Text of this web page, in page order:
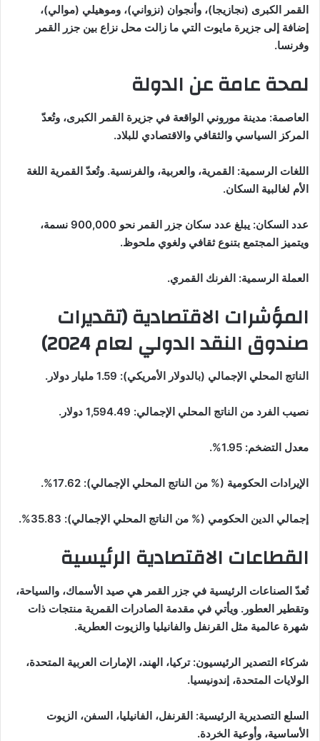
القمر الكبرى (نجازيجا)، وأنجوان (نزواني)، وموهيلي (موالي)،
إضافة إلى جزيرة مايوت التي ما زالت محل نزاع بين جزر القمر
وفرنسا.
لمحة عامة عن الدولة
العاصمة: مدينة موروني الواقعة في جزيرة القمر الكبرى، وتُعدّ
المركز السياسي والثقافي والاقتصادي للبلاد.
اللغات الرسمية: القمرية، والعربية، والفرنسية. وتُعدّ القمرية اللغة
الأم لغالبية السكان.
عدد السكان: يبلغ عدد سكان جزر القمر نحو 900,000 نسمة،
ويتميز المجتمع بتنوع ثقافي ولغوي ملحوظ.
العملة الرسمية: الفرنك القمري.
المؤشرات الاقتصادية (تقديرات
صندوق النقد الدولي لعام 2024)
الناتج المحلي الإجمالي (بالدولار الأمريكي): 1.59 مليار دولار.
نصيب الفرد من الناتج المحلي الإجمالي: 1,594.49 دولار.
معدل التضخم: 1.95%.
الإيرادات الحكومية (% من الناتج المحلي الإجمالي): 17.62%.
إجمالي الدين الحكومي (% من الناتج المحلي الإجمالي): 35.83%.
القطاعات الاقتصادية الرئيسية
تُعدّ الصناعات الرئيسية في جزر القمر هي صيد الأسماك، والسياحة،
وتقطير العطور. ويأتي في مقدمة الصادرات القمرية منتجات ذات
شهرة عالمية مثل القرنفل والفانيليا والزيوت العطرية.
شركاء التصدير الرئيسيون: تركيا، الهند، الإمارات العربية المتحدة،
الولايات المتحدة، إندونيسيا.
السلع التصديرية الرئيسية: القرنفل، الفانيليا، السفن، الزيوت
الأساسية، وأوعية الخردة.